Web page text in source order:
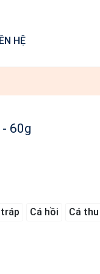
HỆ
60g
Cá hồi Cá thu